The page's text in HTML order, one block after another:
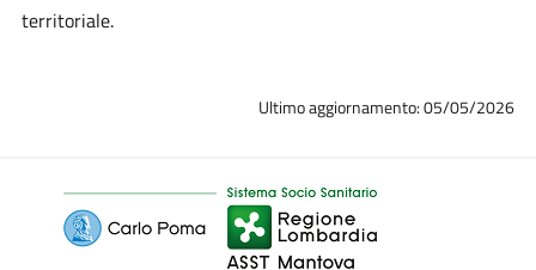
territoriale.
Ultimo aggiornamento: 05/05/2026